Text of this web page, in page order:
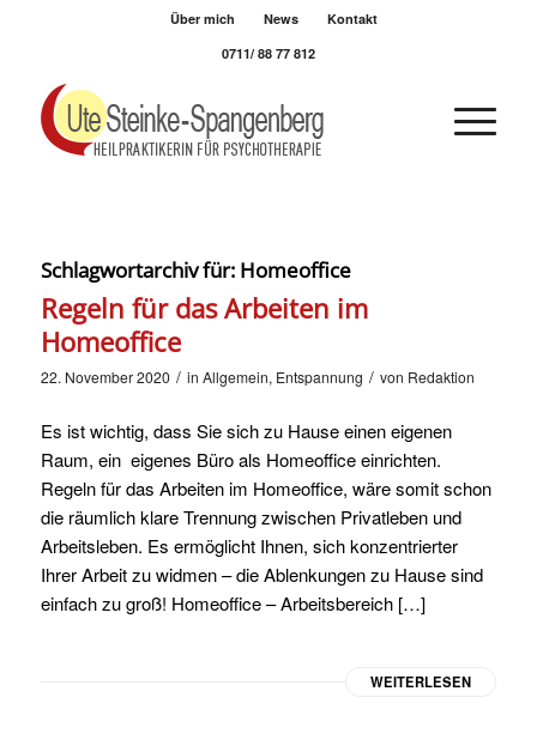
Über mich News
Kontakt
0711/ 88 77 812
Schlagwortarchiv für: Homeoffice
Regeln für das Arbeiten im
Homeoffice
22. November 2020 / in Allgemein, Entspannung / von Redaktion
Es ist wichtig, dass Sie sich zu Hause einen eigenen
Raum, ein eigenes Büro als Homeoffice einrichten.
Regeln für das Arbeiten im Homeoffice, wäre somit schon
die räumlich klare Trennung zwischen Privatleben und
Arbeitsleben. Es ermöglicht Ihnen, sich konzentrierter
Ihrer Arbeit zu widmen – die Ablenkungen zu Hause sind
einfach zu groß! Homeoffice – Arbeitsbereich […]
WEITERLESEN